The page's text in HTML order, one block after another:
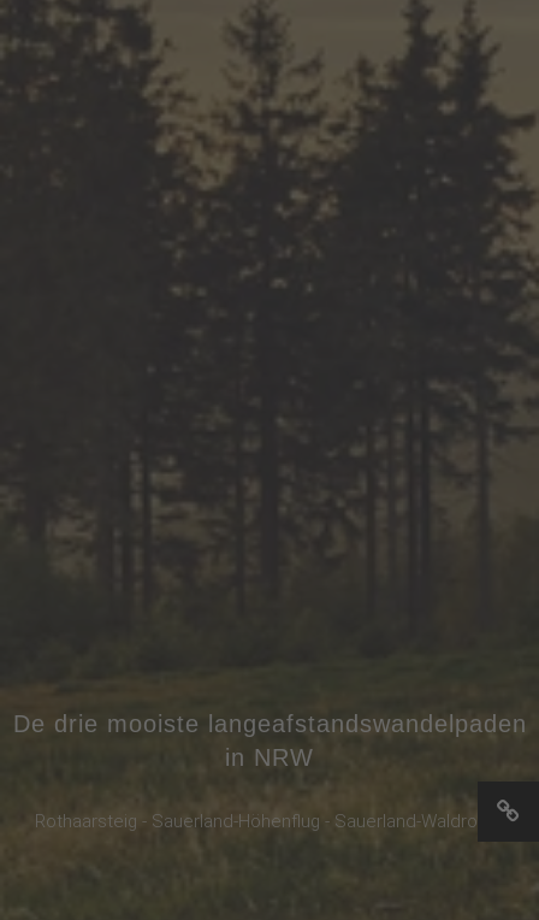
De drie mooiste langeafstandswandelpaden
in NRW
Rothaarsteig - Sauerland-Höhenflug - Sauerland-Waldroute